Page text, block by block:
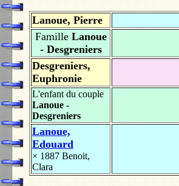
Lanoue, Pierre
FamilleLanoue
- Desgreniers
Desgreniers,
Euphronie
L'enfant du couple
Lanoue -
Desgreniers
Lanoue,
Edouard
× 1887 Benoit,
Clara